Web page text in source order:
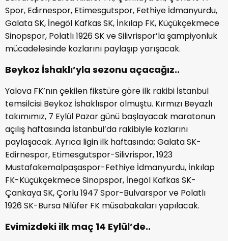
Spor, Edirnespor, Etimesgutspor, Fethiye İdmanyurdu,
Galata SK, İnegöl Kafkas SK, İnkılap FK, Küçükçekmece
Sinopspor, Polatlı 1926 SK ve Silivrispor’la şampiyonluk
mücadelesinde kozlarını paylaşıp yarışacak.
Beykoz İshaklı’yla sezonu açacağız..
Yalova FK’nın çekilen fikstüre göre ilk rakibi İstanbul
temsilcisi Beykoz İshaklıspor olmuştu. Kırmızı Beyazlı
takımımız, 7 Eylül Pazar günü başlayacak maratonun
açılış haftasında İstanbul’da rakibiyle kozlarını
paylaşacak. Ayrıca ligin ilk haftasında; Galata SK-
Edirnespor, Etimesgutspor-Silivrispor, 1923
Mustafakemalpaşaspor-Fethiye İdmanyurdu, İnkılap
FK-Küçükçekmece Sinopspor, İnegöl Kafkas SK-
Çankaya SK, Çorlu 1947 Spor-Bulvarspor ve Polatlı
1926 SK-Bursa Nilüfer FK müsabakaları yapılacak.
Evimizdeki ilk maç 14 Eylül’de..